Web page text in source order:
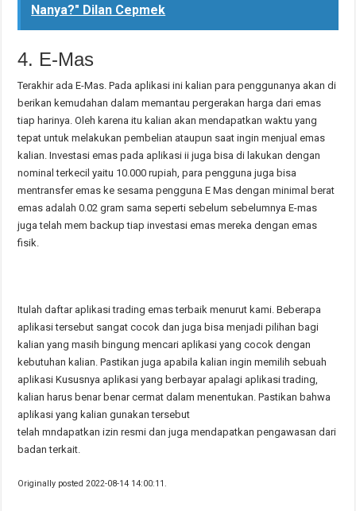
Nanya?" Dilan Cepmek
4. E-Mas
Terakhir ada E-Mas. Pada aplikasi ini kalian para penggunanya akan di
berikan kemudahan dalam memantau pergerakan harga dari emas
tiap harinya. Oleh karena itu kalian akan mendapatkan waktu yang
tepat untuk melakukan pembelian ataupun saat ingin menjual emas
kalian. Investasi emas pada aplikasi ii juga bisa di lakukan dengan
nominal terkecil yaitu 10.000 rupiah, para pengguna juga bisa
mentransfer emas ke sesama pengguna E Mas dengan minimal berat
emas adalah 0.02 gram sama seperti sebelum sebelumnya E-mas
juga telah mem backup tiap investasi emas mereka dengan emas
fisik.
Itulah daftar aplikasi trading emas terbaik menurut kami. Beberapa
aplikasi tersebut sangat cocok dan juga bisa menjadi pilihan bagi
kalian yang masih bingung mencari aplikasi yang cocok dengan
kebutuhan kalian. Pastikan juga apabila kalian ingin memilih sebuah
aplikasi Kususnya aplikasi yang berbayar apalagi aplikasi trading,
kalian harus benar benar cermat dalam menentukan. Pastikan bahwa
aplikasi yang kalian gunakan tersebut
telah mndapatkan izin resmi dan juga mendapatkan pengawasan dari
badan terkait.
Originally posted 2022-08-14 14:00:11.